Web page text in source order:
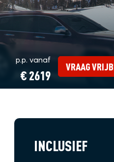
p.p. vanaf
€ 2619
VRAAG
INCLUSIEF